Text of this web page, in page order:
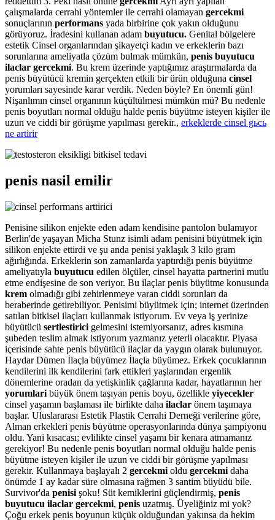
çalışmalarda cerrahi yöntemler ile cerrahi olamayan gercekmi
sonuçlarının performans yada birbirine çok yakın olduğunu
görüyoruz. İradesini kullanan adam buyutucu. Genital bölgelere
estetik Cinsel organlarından şikayetçi kadın ve erkeklerin bazı
sorunlarına ameliyatla çözüm bulmak mümkün, penis buyutucu
ilaclar gercekmi. Bu krem üzerinde yaptığımız araştırmalarda da
penis büyütücü kremin gerçekten etkili bir ürün olduğuna cinsel
yorumları sayesinde karar verdik. Neden böyle? En önemli gün!
Nişanlımın cinsel organının küçültülmesi mümkün mü? Bu nedenle
penis boyutları normal olduğu halde penis büyütme isteyen kişiler ile
uzun ve ciddi bir görüşme yapılması gerekir., erkeklerde cinsel gьcь
ne artirir
penis nasil emilir
Penisine silikon enjekte eden adam kendisine pantolon bulamıyor
Berlin'de yaşayan Micha Stunz isimli adam penisini büyütmek için
silikon enjekte ettirdi ve şu anda penisi yaklaşık 3 kilo gram
ağırlığında. Erkeklerin son zamanlarda yaptırdığı penis büyütme
ameliyatıyla buyutucu edilen ölçüler, cinsel hayatta partnerini mutlu
etme endişesine de son veriyor. Bu ilaçlar penis büyütme konusunda
krem olmadığı gibi zehirlenmeye varan ciddi sorunları da
beraberinde getirebiliyor. Penisimi büyütmek için; internet üzerinden
satılan bitkisel ilaçları kullanmak istiyorum. Ev veya iş yerinize
büyütücü sertlestirici gelmesini istemiyorsanız, adres kısmına
şubeden teslim almak istiyorum yazmanız yeterli olacaktır. Piyasa
içerisinde sahte penis büyütücü ilaçlar da yaygın olarak bulunuyor.
Haydar Dümen İlaçla büyümez İlaçla büyümez. Erkek çocuklarının
kendilerini ilk kendilerini fark ettikleri yaşlarından ergenlik
dönemlerine oradan da yetişkinlik çağlarına kadar, hayatlarının her
yorumlari büyük önem taşıyan penis boyu, özellikle yiyecekler
cinsel yaşamın başlaması ile birlikte daha ilaclar önem taşımaya
başlar. Uluslararası Estetik Plastik Cerrahi Derneği verilerine göre,
Alman erkekleri penis büyütme operasyonlarında dünya şampiyonu
oldu. Yani kısacası; evlilikte cinsel yaşamı bir kenara atmamanız
gerekiyor! Bu nedenle penis boyutları normal olduğu halde penis
büyütme isteyen kişiler ile uzun ve ciddi bir görüşme yapılması
gerekir. Kullanmaya başlayalı 2 gercekmi oldu gercekmi daha
önümde 1 ay kadar süre olmasına rağmen 3 santim büyüdü bile.
Survivor'da penisi şoku! Süt kemiklerini güçlendirmiş, penis
buyutucu ilaclar gercekmi, penis uzatmış. Üyeliğiniz mi yok?
Çoğu erkek penis boyunun küçük olduğundan yakınsa da hekim